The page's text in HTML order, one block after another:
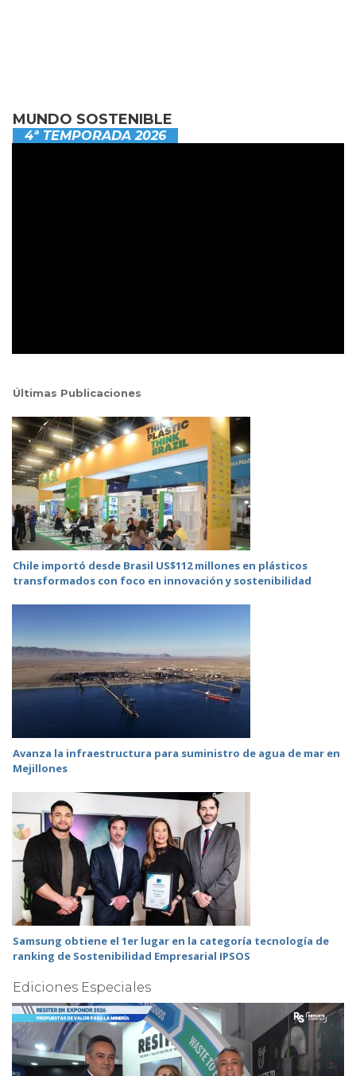
MUNDO SOSTENIBLE
4ª TEMPORADA 2026
Últimas Publicaciones
Chile importó desde Brasil US$112 millones en plásticos
transformados con foco en innovación y sostenibilidad
Avanza la infraestructura para suministro de agua de mar en
Mejillones
Samsung obtiene el 1er lugar en la categoría tecnología de
ranking de Sostenibilidad Empresarial IPSOS
Ediciones Especiales